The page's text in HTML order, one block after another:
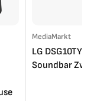
MediaMarkt
LG DSG10TY
Soundbar